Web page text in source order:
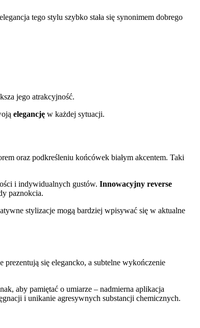
tego stylu szybko stała się synonimem dobrego
jego atrakcyjność.
elegancję w każdej sytuacji.
oraz podkreśleniu końcówek białym akcentem. Taki
i indywidualnych gustów. Innowacyjny reverse
paznokcia.
stylizacje mogą bardziej wpisywać się w aktualne
się elegancko, a subtelne wykończenie
aby pamiętać o umiarze – nadmierna aplikacja
i unikanie agresywnych substancji chemicznych.